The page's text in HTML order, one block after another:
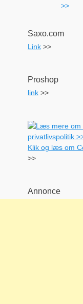
Saxo.com
Link >>
Proshop
link >>
Klik og læs om
>>
Annonce